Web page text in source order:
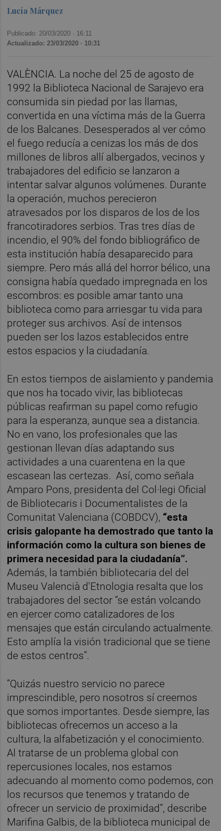
Lucía Márquez
Publicado: 20/03/2020 · 16:11
Actualizado: 23/03/2020 · 10:31
VALÈNCIA. La noche del 25 de agosto de
1992 la Biblioteca Nacional de Sarajevo era
consumida sin piedad por las llamas,
convertida en una víctima más de la Guerra
de los Balcanes. Desesperados al ver cómo
el fuego reducía a cenizas los más de dos
millones de libros allí albergados, vecinos y
trabajadores del edificio se lanzaron a
intentar salvar algunos volúmenes. Durante
la operación, muchos perecieron
atravesados por los disparos de los de los
francotiradores serbios. Tras tres días de
incendio, el 90% del fondo bibliográfico de
esta institución había desaparecido para
siempre. Pero más allá del horror bélico, una
consigna había quedado impregnada en los
escombros: es posible amar tanto una
biblioteca como para arriesgar tu vida para
proteger sus archivos. Así de intensos
pueden ser los lazos establecidos entre
estos espacios y la ciudadanía.
En estos tiempos de aislamiento y pandemia
que nos ha tocado vivir, las bibliotecas
públicas reafirman su papel como refugio
para la esperanza, aunque sea a distancia.
No en vano, los profesionales que las
gestionan llevan días adaptando sus
actividades a una cuarentena en la que
escasean las certezas. Así, como señala
Amparo Pons, presidenta del Col·legi Oficial
de Bibliotecaris i Documentalistes de la
Comunitat Valenciana (COBDCV), “esta
crisis galopante ha demostrado que tanto la
información como la cultura son bienes de
primera necesidad para la ciudadanía”.
Además, la también bibliotecaria del del
Museu Valencià d'Etnologia resalta que los
trabajadores del sector “se están volcando
en ejercer como catalizadores de los
mensajes que están circulando actualmente.
Esto amplía la visión tradicional que se tiene
de estos centros”.
“Quizás nuestro servicio no parece
imprescindible, pero nosotros sí creemos
que somos importantes. Desde siempre, las
bibliotecas ofrecemos un acceso a la
cultura, la alfabetización y el conocimiento.
Al tratarse de un problema global con
repercusiones locales, nos estamos
adecuando al momento como podemos, con
los recursos que tenemos y tratando de
ofrecer un servicio de proximidad”, describe
Marifina Galbis, de la biblioteca municipal de